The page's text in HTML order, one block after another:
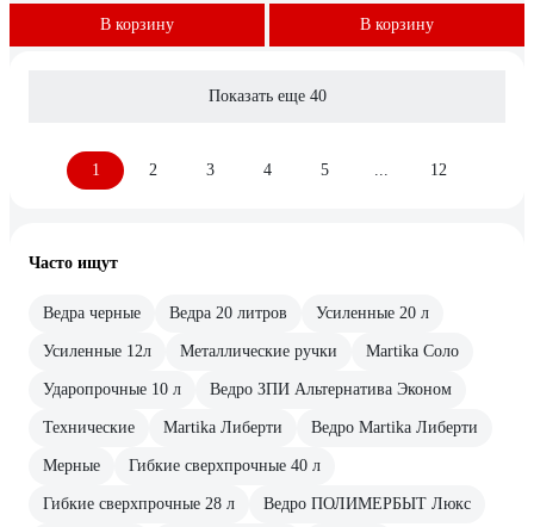
В корзину В корзину
Показать еще 40
1 2 3 4 5 12
Часто ищут
Ведра черные Ведра 20 литров Усиленные 20 л
Усиленные 12л Металлические ручки Martika Соло
Ударопрочные 10 л Ведро ЗПИ Альтернатива Эконом
Технические Martika Либерти Ведро Martika Либерти
Мерные Гибкие сверхпрочные 40 л
Гибкие сверхпрочные 28 л Ведро ПОЛИМЕРБЫТ Люкс